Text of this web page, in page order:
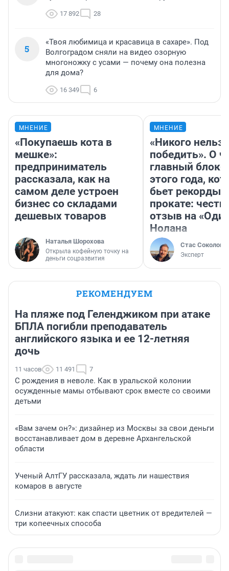
17 892 28
5
«Твоя любимица и красавица в сахаре». Под
Волгоградом сняли на видео озорную
многоножку с усами — почему она полезна
для дома?
16 349 6
МНЕНИЕ
«Покупаешь кота в
мешке»:
предприниматель
рассказала, как на
самом деле устроен
бизнес со складами
дешевых товаров
Наталья Шорохова
Открыла кофейную точку на
деньги соцразвития
МНЕНИЕ
«Никого нельзя
победить». О
главный
этого года,
бьет рекорды в
прокате:
отзыв на
Нолана
Стас Соколов
Эксперт
РЕКОМЕНДУЕМ
На пляже под Геленджиком при атаке
БПЛА погибли преподаватель
английского языка и ее 12-летняя
дочь
11 часов 11 491 7
С рождения в неволе. Как в уральской колонии
осужденные мамы отбывают срок вместе со своими
детьми
«Вам зачем он?»: дизайнер из Москвы за свои деньги
восстанавливает дом в деревне Архангельской
области
Ученый АлтГУ рассказала, ждать ли нашествия
комаров в августе
Слизни атакуют: как спасти цветник от вредителей —
три копеечных способа